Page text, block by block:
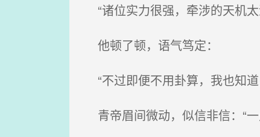
“诸位实力很强，牵涉的天机
他顿了顿，语气笃定：
“不过即便不用卦算，我也知
青帝眉间微动，似信非信：“